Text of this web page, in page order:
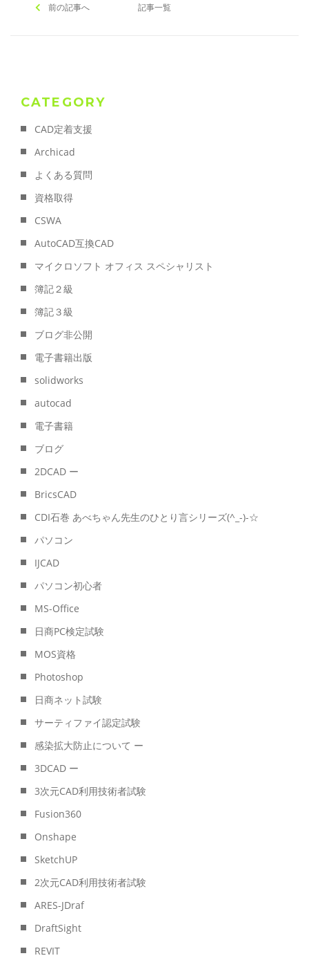
前の記事へ 記事一覧
CATEGORY
CAD定着支援
Archicad
よくある質問
資格取得
CSWA
AutoCAD互換CAD
マイクロソフト オフィス スペシャリスト
簿記２級
簿記３級
ブログ非公開
電子書籍出版
solidworks
autocad
電子書籍
ブログ
2DCAD ー
BricsCAD
CDI石巻 あべちゃん先生のひとり言シリーズ(^_-)-☆
パソコン
IJCAD
パソコン初心者
MS-Office
日商PC検定試験
MOS資格
Photoshop
日商ネット試験
サーティファイ認定試験
感染拡大防止について ー
3DCAD ー
3次元CAD利用技術者試験
Fusion360
Onshape
SketchUP
2次元CAD利用技術者試験
ARES-JDraf
DraftSight
REVIT